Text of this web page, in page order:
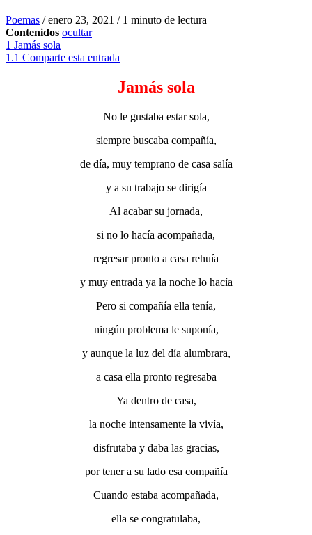
Poemas /enero 23, 2021 / 1 minuto de lectura
Contenidos ocultar
1 Jamás sola
1.1 Comparte esta entrada
Jamás sola
No le gustaba estar sola,
siempre buscaba compañía,
de día, muy temprano de casa salía
y a su trabajo se dirigía
Al acabar su jornada,
si no lo hacía acompañada,
regresar pronto a casa rehuía
y muy entrada ya la noche lo hacía
Pero si compañía ella tenía,
ningún problema le suponía,
y aunque la luz del día alumbrara,
a casa ella pronto regresaba
Ya dentro de casa,
la noche intensamente la vivía,
disfrutaba y daba las gracias,
por tener a su lado esa compañía
Cuando estaba acompañada,
ella se congratulaba,